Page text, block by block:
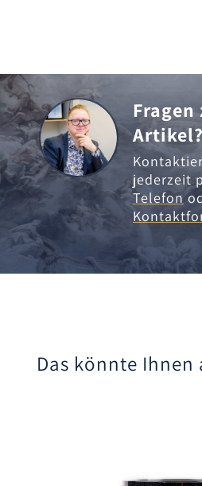
Fragen
Artikel?
jederzeit
Telefon
Das könnte Ihnen